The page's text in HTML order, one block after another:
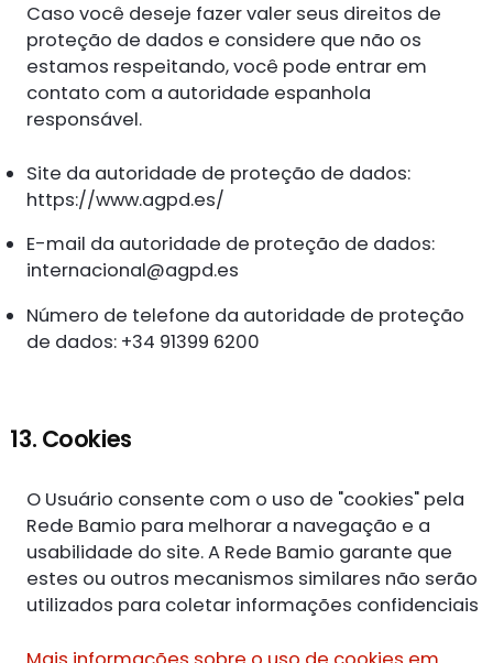
Caso você deseje fazer valer seus direitos de
proteção de dados e considere que não os
estamos respeitando, você pode entrar em
contato com a autoridade espanhola
responsável.
Site da autoridade de proteção de dados:
https://www.agpd.es/
E-mail da autoridade de proteção de dados:
internacional@agpd.es
Número de telefone da autoridade de proteção
de dados: +34 91399 6200
13. Cookies
O Usuário consente com o uso de "cookies" pela
Rede Bamio para melhorar a navegação e a
usabilidade do site. A Rede Bamio garante que
estes ou outros mecanismos similares não serão
utilizados para coletar informações confidenciais